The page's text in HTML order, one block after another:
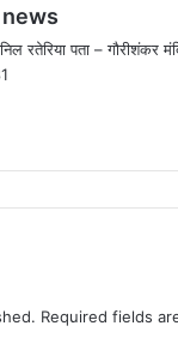
रतेरिया पता – गौरीशंकर
Required fields